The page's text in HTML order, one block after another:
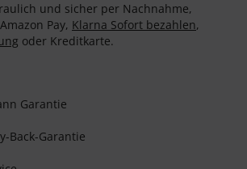
und sicher per Nachnahme,
Pay, Klarna Sofort bezahlen,
oder Kreditkarte.
Garantie
Back-Garantie